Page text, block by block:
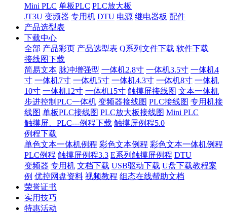
Mini PLC 单板PLC PLC放大板
JT3U 变频器 专用机 DTU 电源 继电器板 配件
产品选型表
下载中心
全部 产品彩页 产品选型表 Q系列文件下载 软件下载
接线图下载
简易文本 脉冲增强型 一体机2.8寸 一体机3.5寸 一体机4
寸 一体机7寸 一体机5寸 一体机4.3寸 一体机8寸 一体机
10寸 一体机12寸 一体机15寸 触摸屏接线图 文本一体机
步进控制PLC一体机 变频器接线图 PLC接线图 专用机接
线图 单板PLC接线图 PLC放大板接线图 Mini PLC
触摸屏、PLC---例程下载 触摸屏例程5.0
例程下载
单色文本一体机例程 彩色文本例程 彩色文本一体机例程
PLC例程 触摸屏例程3.3 E系列触摸屏例程 DTU
变频器 专用机 文档下载 USB驱动下载 U盘下载教程案
例 优控网盘资料 视频教程 组态在线帮助文档
荣誉证书
实用技巧
特惠活动